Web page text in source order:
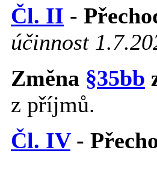
Čl. II -
účinnost
Změna §35bb
z příjmů.
Čl. IV-